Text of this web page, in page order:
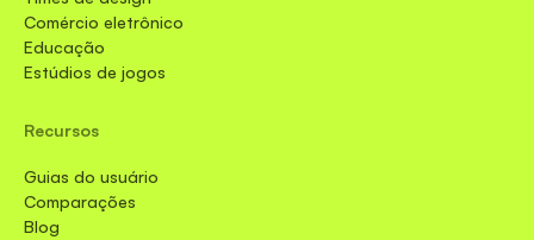
Comércio eletrônico
Educação
Estúdios de jogos
Recursos
Guias do usuário
Comparações
Blog